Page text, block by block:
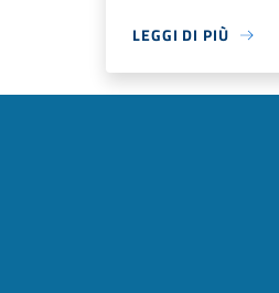
LEGGI DI PIÙ